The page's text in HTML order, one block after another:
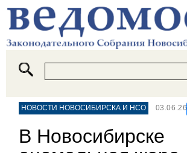
НОВОСТИ НОВОСИБИРСКА И НСО 03.06.26
В Новосибирске